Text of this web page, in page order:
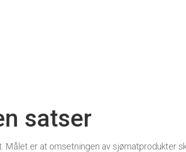
satser
Målet er at omsetningen av sjømatprodukter